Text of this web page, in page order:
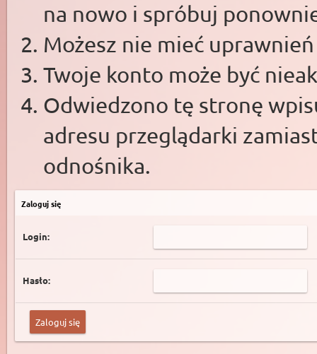
na nowo i spróbuj
Możesz nie mieć
Twoje konto może być
Odwiedzono tę stronę
adresu przeglądarki
odnośnika.
Zaloguj się
Login:
Hasło: